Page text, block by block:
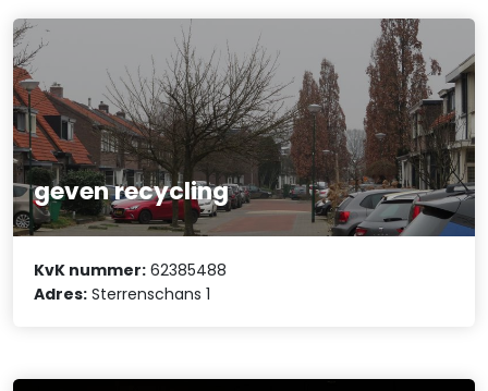
geven recycling
KvK nummer: 62385488
Adres: Sterrenschans 1